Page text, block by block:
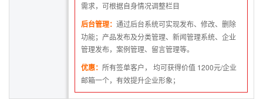
需求，可根据自身情况调整栏目
后台管理： 通过后台系统可实现发布、修改、删除
功能；产品发布及分类管理、新闻管理系统、企业
管理发布，案例管理、留言管理等。
优惠： 所有签单客户， 均可获得价值 1200元/企业
邮箱一个，有效提升企业形象；